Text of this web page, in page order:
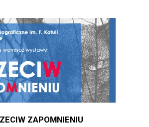
ZAPOMNIENIU